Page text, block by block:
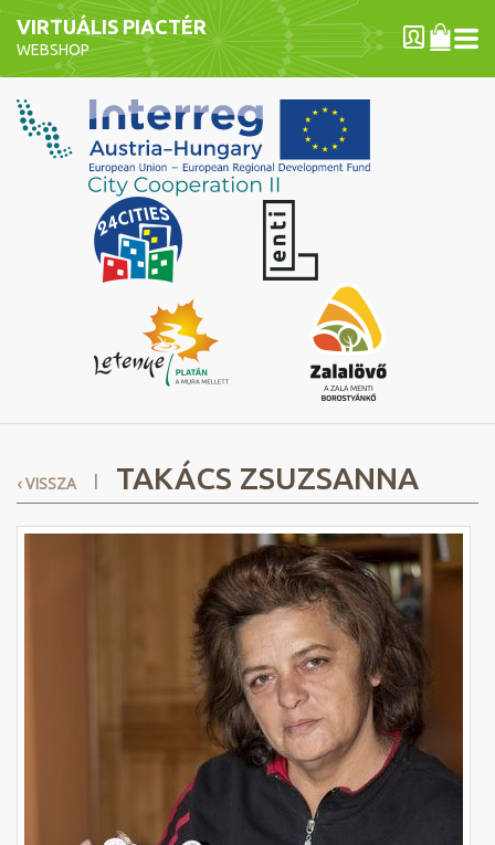
VIRTUÁLIS PIACTÉR
WEBSHOP
‹ VISSZA I TAKÁCS ZSUZSANNA